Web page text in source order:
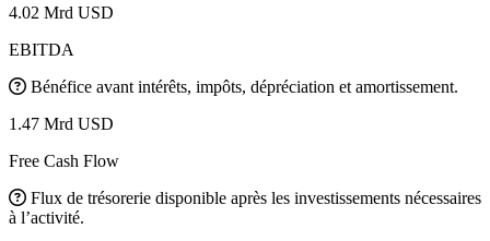
4.02 Mrd USD
EBITDA
Bénéfice avant intérêts, impôts, dépréciation et amortissement.
1.47 Mrd USD
Free Cash Flow
Flux de trésorerie disponible après les investissements nécessaires
à l’activité.